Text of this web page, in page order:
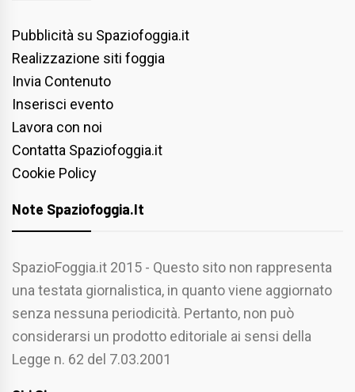
Pubblicità su Spaziofoggia.it
Realizzazione siti foggia
Invia Contenuto
Inserisci evento
Lavora con noi
Contatta Spaziofoggia.it
Cookie Policy
Note Spaziofoggia.it
SpazioFoggia.it 2015 - Questo sito non rappresenta
una testata giornalistica, in quanto viene aggiornato
senza nessuna periodicità. Pertanto, non può
considerarsi un prodotto editoriale ai sensi della
Legge n. 62 del 7.03.2001